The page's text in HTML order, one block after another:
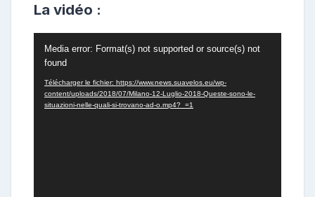
La vidéo :
vidéo
Media error: Format(s) not supported or source(s) not
found
Télécharger le fichier: https://www.news.suavelos.eu/wp-
content/uploads/2018/07/Milano-12-Luglio-2018-Queste-sono-le-
situazioni-nelle-quali-si-trovano-ad-o.mp4?_=1